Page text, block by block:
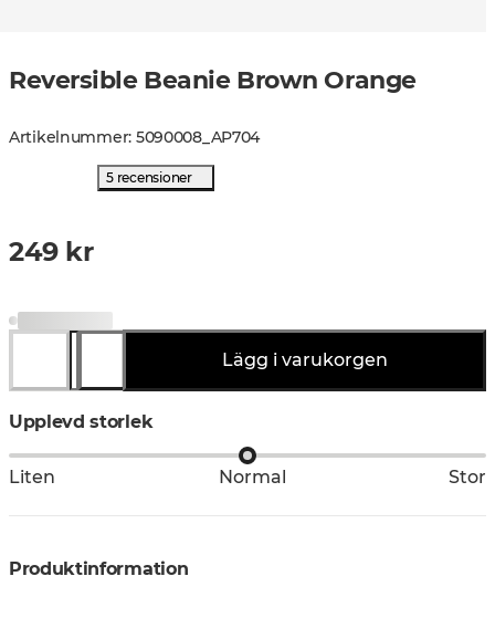
Reversible Beanie Brown Orange
Artikelnummer: 5090008_ AP704
5 recensioner
249 kr
Lägg i varukorgen
Upplevd storlek
Liten Normal Stor
Produktinformation